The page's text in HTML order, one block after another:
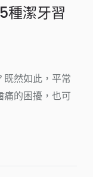
種潔牙習
既然如此，平常
痛的困擾，也可